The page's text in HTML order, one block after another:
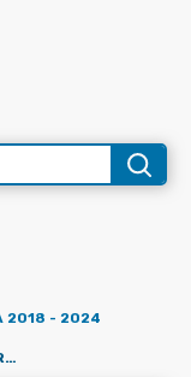
2018 - 2024
ZARZĄDZENIE NR 2825/23 Z DNIA 13 GRUDNIA 2023 R. W SPRAWIE SKIEROWANIA POD OBRADY RADY MIASTA RADZIONKÓW PROJEKTU UCHWAŁY DOTYCZĄCEGO OGŁOSZENIA JEDNOLITEGO TEKSTU UCHWAŁY W SPRAWIE UCHWALENIA STATUTU MIASTA RADZIONKÓW